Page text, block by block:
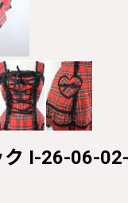
I-26-06-